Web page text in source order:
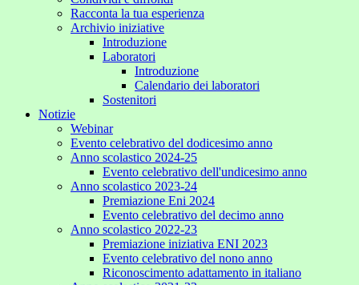
Racconta la tua esperienza
Archivio iniziative
Introduzione
Laboratori
Introduzione
Calendario dei laboratori
Sostenitori
Notizie
Webinar
Evento celebrativo del dodicesimo anno
Anno scolastico 2024-25
Evento celebrativo dell'undicesimo anno
Anno scolastico 2023-24
Premiazione Eni 2024
Evento celebrativo del decimo anno
Anno scolastico 2022-23
Premiazione iniziativa ENI 2023
Evento celebrativo del nono anno
Riconoscimento adattamento in italiano